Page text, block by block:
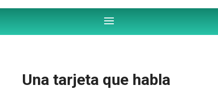
Una tarjeta que habla